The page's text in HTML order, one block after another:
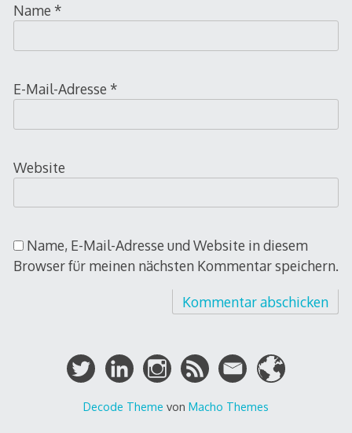
Name *
E-Mail-Adresse *
Website
Name, E-Mail-Adresse und Website in diesem
Browser für meinen nächsten Kommentar speichern.
Decode Theme von Macho Themes